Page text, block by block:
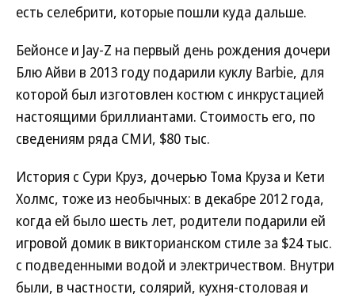
есть селебрити, которые пошли куда дальше.
Бейонсе и Jay-Z на первый день рождения дочери
Блю Айви в 2013 году подарили куклу Barbie, для
которой был изготовлен костюм с инкрустацией
настоящими бриллиантами. Стоимость его, по
сведениям ряда СМИ, $80 тыс.
История с Сури Круз, дочерью Тома Круза и Кети
Холмс, тоже из необычных: в декабре 2012 года,
когда ей было шесть лет, родители подарили ей
игровой домик в викторианском стиле за $24 тыс.
с подведенными водой и электричеством. Внутри
были, в частности, солярий, кухня-столовая и